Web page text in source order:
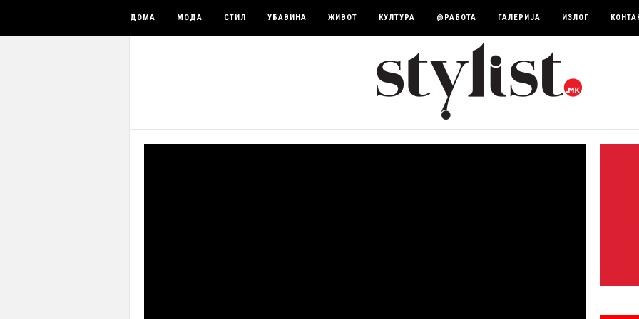
ДОМА МОДА СТИЛ УБАВИНА ЖИВОТ КУЛТУРА @РАБОТА ГАЛЕРИЈА ИЗЛОГ